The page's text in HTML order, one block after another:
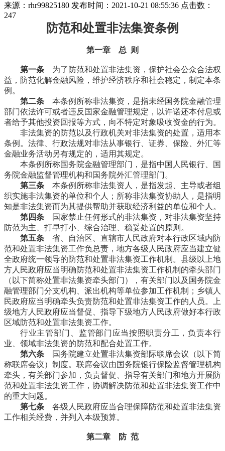
来源：rhr99825180 发布时间：2021-10-21 08:55:36 点击数：
247
防范和处置非法集资条例
第一章 总 则
第一条 为了防范和处置非法集资，保护社会公众合法权
益，防范化解金融风险，维护经济秩序和社会稳定，制定本条
例。
第二条 本条例所称非法集资，是指未经国务院金融管理
部门依法许可或者违反国家金融管理规定，以许诺还本付息或
者给予其他投资回报等方式，向不特定对象吸收资金的行为。
非法集资的防范以及行政机关对非法集资的处置，适用本
条例。法律、行政法规对非法从事银行、证券、保险、外汇等
金融业务活动另有规定的，适用其规定。
本条例所称国务院金融管理部门，是指中国人民银行、国
务院金融监督管理机构和国务院外汇管理部门。
第三条 本条例所称非法集资人，是指发起、主导或者组
织实施非法集资的单位和个人；所称非法集资协助人，是指明
知是非法集资而为其提供帮助并获取经济利益的单位和个人。
第四条 国家禁止任何形式的非法集资，对非法集资坚持
防范为主、打早打小、综合治理、稳妥处置的原则。
第五条 省、自治区、直辖市人民政府对本行政区域内防
范和处置非法集资工作负总责，地方各级人民政府应当建立健
全政府统一领导的防范和处置非法集资工作机制。县级以上地
方人民政府应当明确防范和处置非法集资工作机制的牵头部门
（以下简称处置非法集资牵头部门），有关部门以及国务院金
融管理部门分支机构、派出机构等单位参加工作机制；乡镇人
民政府应当明确牵头负责防范和处置非法集资工作的人员。上
级地方人民政府应当督促、指导下级地方人民政府做好本行政
区域防范和处置非法集资工作。
行业主管部门、监管部门应当按照职责分工，负责本行
业、领域非法集资的防范和配合处置工作。
第六条 国务院建立处置非法集资部际联席会议（以下简
称联席会议）制度。联席会议由国务院银行保险监督管理机构
牵头，有关部门参加，负责督促、指导有关部门和地方开展防
范和处置非法集资工作，协调解决防范和处置非法集资工作中
的重大问题。
第七条 各级人民政府应当合理保障防范和处置非法集资
工作相关经费，并列入本级预算。
第二章 防 范